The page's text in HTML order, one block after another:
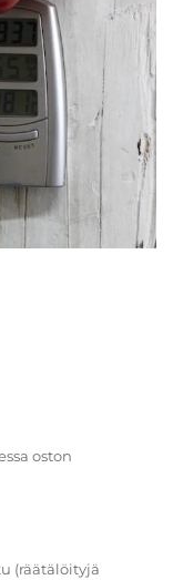
oston
(räätälöityjä